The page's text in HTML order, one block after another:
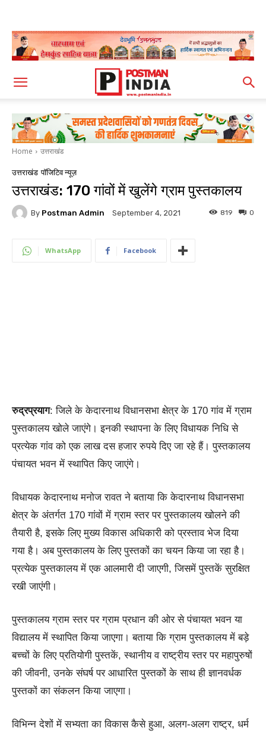
Home उत्तराखंड
उत्तराखंड पॉजिटिव न्यूज़
उत्तराखंड: 170 गांवों में खुलेंगे ग्राम पुस्तकालय
By Postman Admin September 4, 2021 0
819
WhatsApp Facebook
रुद्रप्रयाग: जिले के केदारनाथ विधानसभा क्षेत्र के 170 गांव में ग्राम
पुस्तकालय खोले जाएंगे। इनकी स्थापना के लिए विधायक निधि से
प्रत्येक गांव को एक लाख दस हजार रुपये दिए जा रहे हैं। पुस्तकालय
पंचायत भवन में स्थापित किए जाएंगे।
विधायक केदारनाथ मनोज रावत ने बताया कि केदारनाथ विधानसभा
क्षेत्र के अंतर्गत 170 गांवों में ग्राम स्तर पर पुस्तकालय खोलने की
तैयारी है, इसके लिए मुख्य विकास अधिकारी को प्रस्ताव भेज दिया
गया है। अब पुस्तकालय के लिए पुस्तकों का चयन किया जा रहा है।
प्रत्येक पुस्तकालय में एक आलमारी दी जाएगी, जिसमें पुस्तकें सुरक्षित
रखी जाएंगी।
पुस्तकालय ग्राम स्तर पर ग्राम प्रधान की ओर से पंचायत भवन या
विद्यालय में स्थापित किया जाएगा। बताया कि ग्राम पुस्तकालय में बड़े
बच्चों के लिए प्रतियोगी पुस्तकें, स्थानीय व राष्ट्रीय स्तर पर महापुरुषों
की जीवनी, उनके संघर्ष पर आधारित पुस्तकों के साथ ही ज्ञानवर्धक
पुस्तकों का संकलन किया जाएगा।
विभिन्न देशों में सभ्यता का विकास कैसे हुआ, अलग-अलग राष्ट्र, धर्म